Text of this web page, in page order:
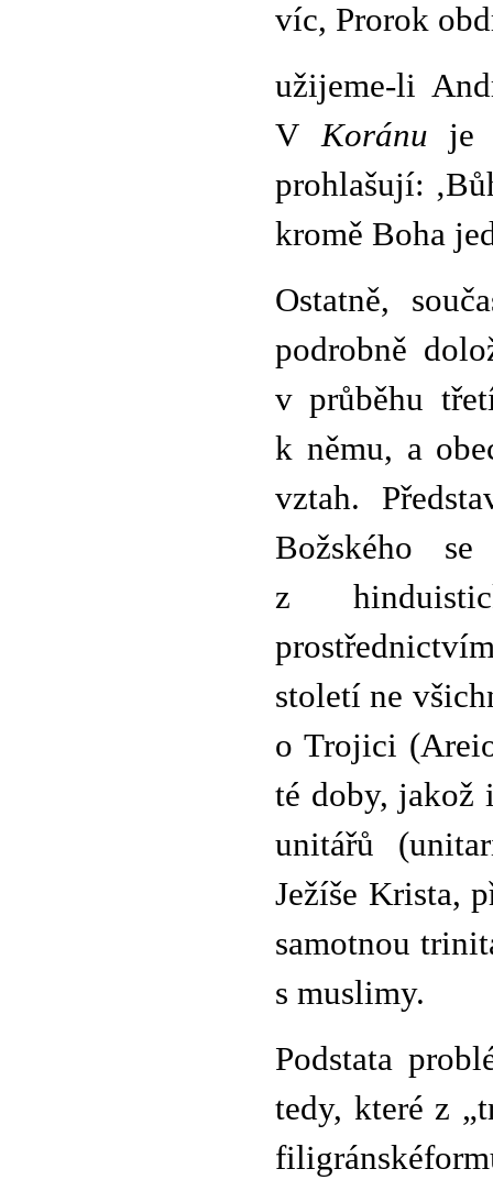
víc, Prorok
užijeme-li
VKoránu je
prohlašují:
kromě Boha
Ostatně,
podrobně
v průběhu
k němu, a
vztah.
Božského
z
století ne
o Trojici
té doby, jakož
unitářů
Ježíše Krista,
samotnou
s muslimy.
Podstata
tedy, které z